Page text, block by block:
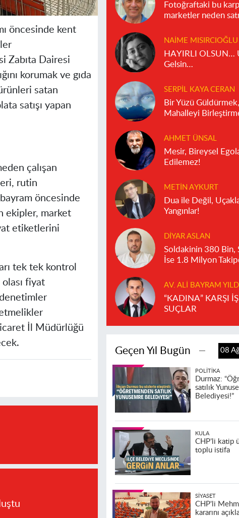
öncesinde kent
Zabıta Dairesi
korumak ve gıda
satan
satışı yapan
çalışan
rutin
öncesinde
ekipler, market
etiketlerini
tek tek kontrol
olası fiyat
İl Müdürlüğü
Fotoğraftaki bu
marketler neden
NAIME MISIRCIOĞLU
HAYIRLI OLSUN… Uğurlu
Gelsin…
SERPIL KAYA CERAN
Bir Yüzü
Mahalleyi
AHMET ÜNSAL
Mesir, Bireysel
Edilemez!
METIN AYKURT
Dua ile Değil,
Yangınlar!
DIYAR ASLAN
Soldakinin 380 Bin,
İse 1.8 Milyon
AV. ALI BAYRAM
“KADINA” KARŞI
SUÇLAR
Geçen Yıl Bugün 08
POLITIKA
Durmaz:
satılık
Belediyesi!”
KULA
CHP’li katip
toplu istifa
SIYASET
CHP'li
kararını